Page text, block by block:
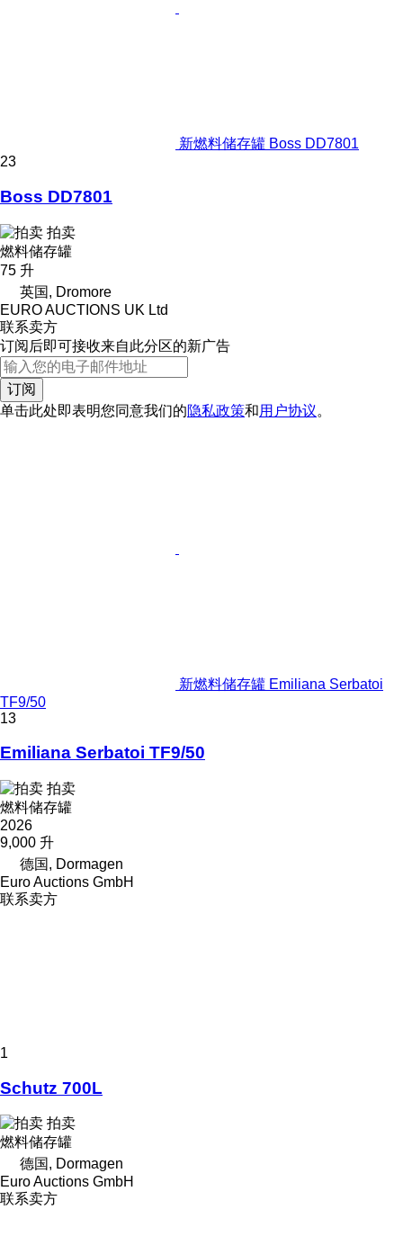
新燃料储存罐 Boss DD7801
23
Boss DD7801
拍卖
燃料储存罐
75 升
英国, Dromore
EURO AUCTIONS UK Ltd
联系卖方
订阅后即可接收来自此分区的新广告
订阅
单击此处即表明您同意我们的隐私政策和用户协议。
新燃料储存罐 Emiliana Serbatoi
TF9/50
13
Emiliana Serbatoi TF9/50
拍卖
燃料储存罐
2026
9,000 升
德国, Dormagen
Euro Auctions GmbH
联系卖方
1
Schutz 700L
拍卖
燃料储存罐
德国, Dormagen
Euro Auctions GmbH
联系卖方